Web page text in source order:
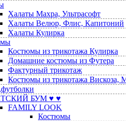
Халаты Махра, Ультрасофт
Халаты Велюр, Флис, Капитоний
Халаты Кулирка
Костюмы из трикотажа Кулирка
Домашние костюмы из Футера
Фактурный трикотаж
Костюмы из трикотажа Вискоза,
БУМ ♥ ♥
FAMILY LOOK
Костюмы